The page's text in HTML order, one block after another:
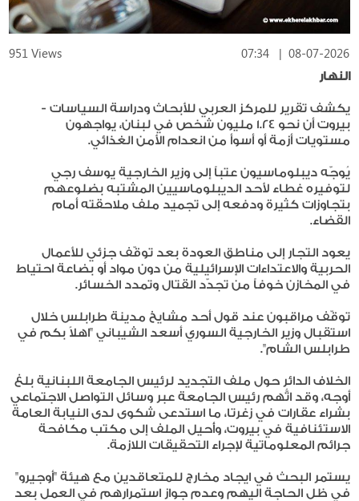
951 Views 07:34 |08-07-2026
النهار
يكشف تقرير للمركز العربي للأبحاث ودراسة السياسات -
بيروت أن نحو 1.24 مليون شخص في لبنان، يواجهون
مستويات أزمة أو أسوأ من انعدام الأمن الغذائي.
يُوجّه ديبلوماسيون عتباً إلى وزير الخارجية يوسف رجي
لتوفيره غطاء لأحد الديبلوماسيين المشتبه بضلوعهم
بتجاوزات كثيرة ودفعه إلى تجميد ملف ملاحقته أمام
القضاء.
يعود التجار إلى مناطق العودة بعد توقّف جزئي للأعمال
الحربية والاعتداءات الإسرائيلية من دون مواد أو بضاعة احتياط
في المخازن خوفاً من تجدّد القتال وتمدد الخسائر.
توقّف مراقبون عند قول أحد مشايخ مدينة طرابلس خلال
استقبال وزير الخارجية السوري أسعد الشيباني "اهلاً بكم في
طرابلس الشام".
الخلاف الدائر حول ملف التجديد لرئيس الجامعة اللبنانية بلغ
أوجه، وقد اتُّهم رئيس الجامعة عبر وسائل التواصل الاجتماعي
بشراء عقارات في زغرتا، ما استدعى شكوى لدى النيابة العامة
الاستئنافية في بيروت، وأُحيل الملف إلى مكتب مكافحة
جرائم المعلوماتية لإجراء التحقيقات اللازمة.
يستمر البحث في ايجاد مخارج للمتعاقدين مع هيئة "أوجيرو"
في ظل الحاجة اليهم وعدم جواز استمرارهم في العمل بعد